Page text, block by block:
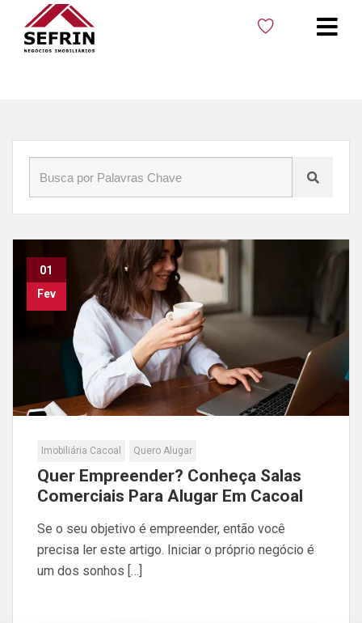
Início»Blog »Aluguel em Cacoal
01
Fev
Imobiliária Cacoal Quero Alugar
Quer Empreender? Conheça Salas
Comerciais Para Alugar Em Cacoal
Se o seu objetivo é empreender, então você
precisa ler este artigo. Iniciar o próprio negócio é
um dos sonhos […]